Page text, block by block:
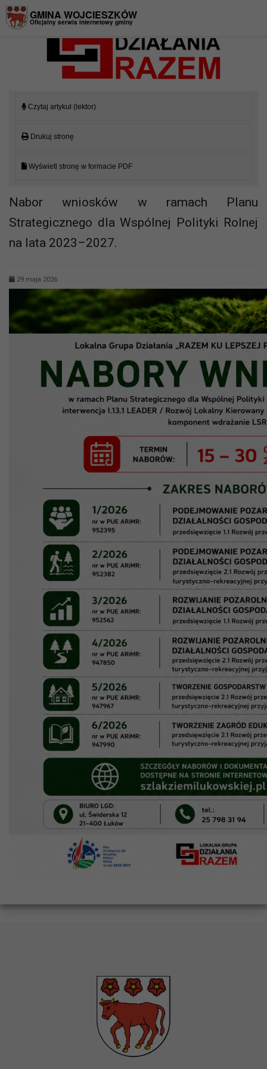
GMINA WOJCIESZKÓW
Oficjalny serwis internetowy gminy
Czytaj artykuł (lektor)
Drukuj stronę
Wyświetl stronę w formacie PDF
Nabor wniosków w ramach Planu
Strategicznego dla Wspólnej Polityki Rolnej
na lata 2023–2027.
29 maja 2026